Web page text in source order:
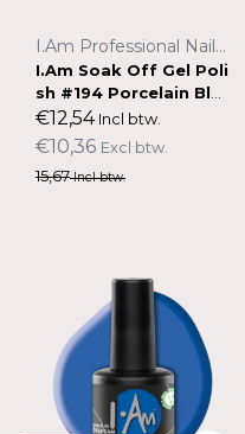
I.Am Professional Nail Systems
I.Am Soak Off Gel Poli
sh #194 Porcelain Blu
e (15ml)
€12,54Incl btw.
€10,36 Excl btw.
15,67Incl btw.